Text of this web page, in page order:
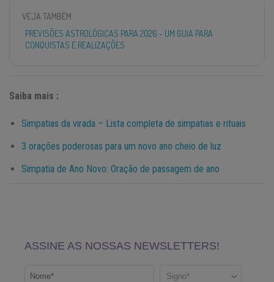
VEJA TAMBÉM
PREVISÕES ASTROLÓGICAS PARA 2026 - UM GUIA PARA
CONQUISTAS E REALIZAÇÕES
Saiba mais :
Simpatias da virada – Lista completa de simpatias e rituais
3 orações poderosas para um novo ano cheio de luz
Simpatia de Ano Novo: Oração de passagem de ano